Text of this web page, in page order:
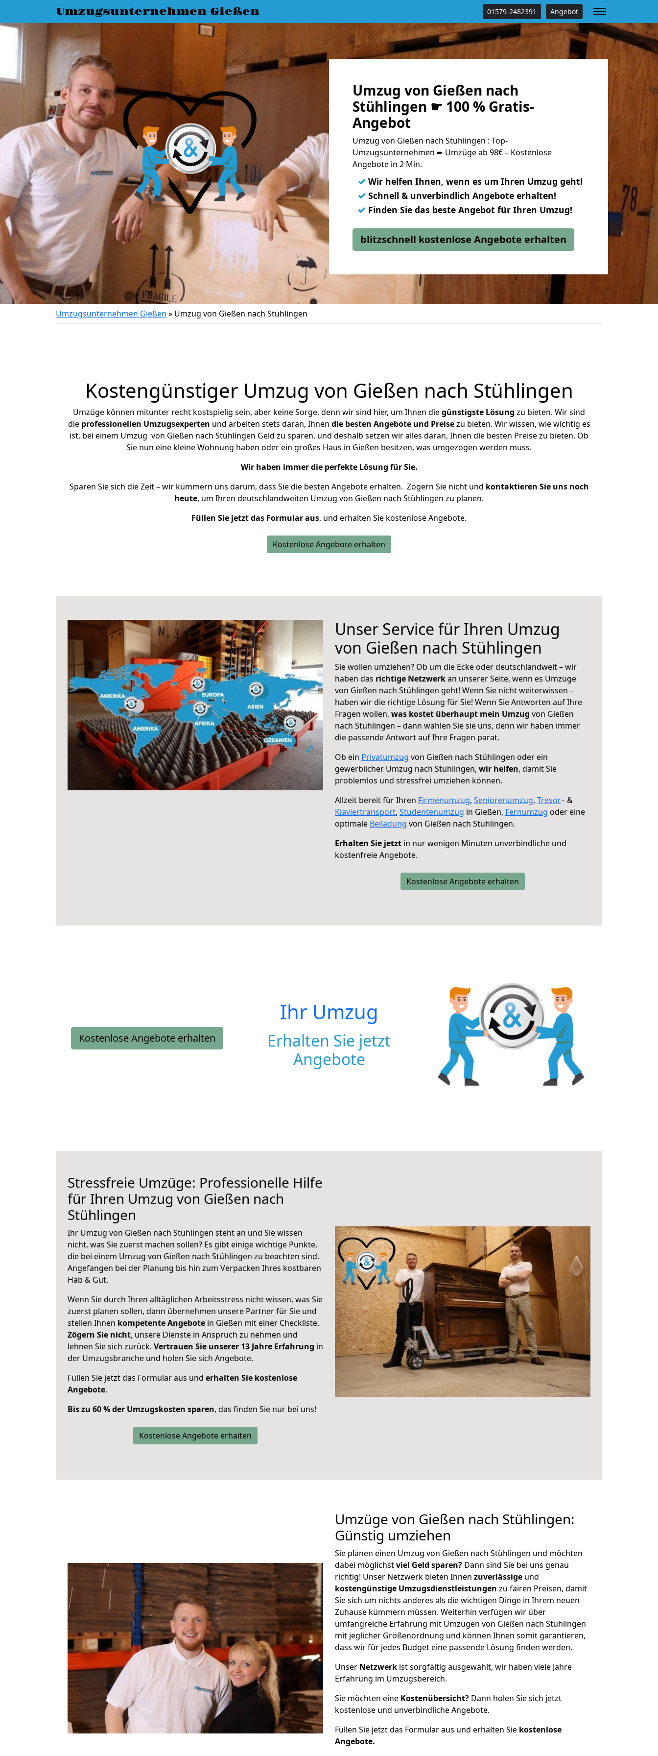
Umzugsunternehmen Gießen 01579-2482391 Angebot
Umzug von Gießen nach
Stühlingen ☛ 100 % Gratis-
Angebot
Umzug von Gießen nach Stühlingen : Top-
Umzugsunternehmen ➨ Umzüge ab 98€ – Kostenlose
Angebote in 2 Min.
✓ Wir helfen Ihnen, wenn es um Ihren Umzug geht!
✓ Schnell & unverbindlich Angebote erhalten!
✓ Finden Sie das beste Angebot für Ihren Umzug!
blitzschnell kostenlose Angebote erhalten
Umzugsunternehmen Gießen » Umzug von Gießen nach Stühlingen
Kostengünstiger Umzug von Gießen nach Stühlingen
Umzüge können mitunter recht kostspielig sein, aber keine Sorge, denn wir sind hier, um Ihnen diegünstigste Lösung zu bieten. Wir sind
die professionellen Umzugsexperten und arbeiten stets daran, Ihnen die besten Angebote und Preisezu bieten. Wir wissen, wie wichtig es
ist, bei einem Umzug von Gießen nach Stühlingen Geld zu sparen, und deshalb setzen wir alles daran, Ihnen die besten Preise zu bieten. Ob
Sie nun eine kleine Wohnung haben oder ein großes Haus in Gießen besitzen, was umgezogen werden muss.
Wir haben immer die perfekte Lösung für Sie.
Sparen Sie sich die Zeit – wir kümmern uns darum, dass Sie die besten Angebote erhalten. Zögern Sie nicht und kontaktieren Sie uns noch
heute, um Ihren deutschlandweiten Umzug von Gießen nach Stühlingen zu planen.
Füllen Sie jetzt das Formular aus, und erhalten Sie kostenlose Angebote.
Kostenlose Angebote erhalten
Unser Service für Ihren Umzug
von Gießen nach Stühlingen
Sie wollen umziehen? Ob um die Ecke oder deutschlandweit – wir
haben das richtige Netzwerkan unserer Seite, wenn es Umzüge
von Gießen nach Stühlingen geht! Wenn Sie nicht weiterwissen –
haben wir die richtige Lösung für Sie! Wenn Sie Antworten auf Ihre
Fragen wollen, was kostet überhaupt mein Umzug von Gießen
nach Stühlingen – dann wählen Sie sie uns, denn wir haben immer
die passende Antwort auf Ihre Fragen parat.
Ob ein Privatumzug von Gießen nach Stühlingen oder ein
gewerblicher Umzug nach Stühlingen, wir helfen, damit Sie
problemlos und stressfrei umziehen können.
Allzeit bereit für Ihren Firmenumzug, Seniorenumzug, Tresor– &
Klaviertransport, Studentenumzug in Gießen, Fernumzug oder eine
optimale Beiladung von Gießen nach Stühlingen.
Erhalten Sie jetzt in nur wenigen Minuten unverbindliche und
kostenfreie Angebote.
Kostenlose Angebote erhalten
Kostenlose Angebote erhalten
Ihr Umzug
Erhalten Sie jetzt
Angebote
Stressfreie Umzüge: Professionelle Hilfe
für Ihren Umzug von Gießen nach
Stühlingen
Ihr Umzug von Gießen nach Stühlingen steht an und Sie wissen
nicht, was Sie zuerst machen sollen? Es gibt einige wichtige Punkte,
die bei einem Umzug von Gießen nach Stühlingen zu beachten sind.
Angefangen bei der Planung bis hin zum Verpacken Ihres kostbaren
Hab & Gut.
Wenn Sie durch Ihren alltäglichen Arbeitsstress nicht wissen, was Sie
zuerst planen sollen, dann übernehmen unsere Partner für Sie und
stellen Ihnen kompetente Angebote in Gießen mit einer Checkliste.
Zögern Sie nicht, unsere Dienste in Anspruch zu nehmen und
lehnen Sie sich zurück. Vertrauen Sie unserer 13 Jahre Erfahrung in
der Umzugsbranche und holen Sie sich Angebote.
Füllen Sie jetzt das Formular aus und erhalten Sie kostenlose
Angebote.
Bis zu 60 % der Umzugskosten sparen, das finden Sie nur bei uns!
Kostenlose Angebote erhalten
Umzüge von Gießen nach Stühlingen:
Günstig umziehen
Sie planen einen Umzug von Gießen nach Stühlingen und möchten
dabei möglichstviel Geld sparen? Dann sind Sie bei uns genau
richtig! Unser Netzwerk bieten Ihnen zuverlässige und
kostengünstige Umzugsdienstleistungen zu fairen Preisen, damit
Sie sich um nichts anderes als die wichtigen Dinge in Ihrem neuen
Zuhause kümmern müssen. Weiterhin verfügen wir über
umfangreiche Erfahrung mit Umzügen von Gießen nach Stühlingen
mit jeglicher Größenordnung und können Ihnen somit garantieren,
dass wir für jedes Budget eine passende Lösung finden werden.
Unser Netzwerk ist sorgfältig ausgewählt, wir haben viele Jahre
Erfahrung im Umzugsbereich.
Sie möchten eine Kostenübersicht? Dann holen Sie sich jetzt
kostenlose und unverbindliche Angebote.
Füllen Sie jetzt das Formular aus und erhalten Sie kostenlose
Angebote.